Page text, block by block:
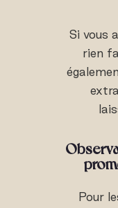
Si vous
rien
Pour